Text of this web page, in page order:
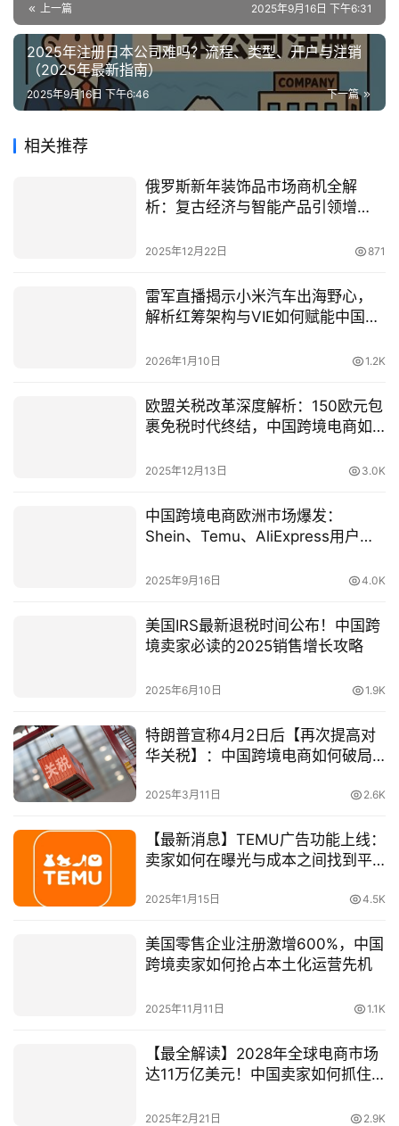
上一篇 2025年9月16日 下午6:31
2025年注册日本公司难吗？流程、类型、开户与注销
（2025年最新指南）
下一篇
2025年9月16日 下午6:46
相关推荐
俄罗斯新年装饰品市场商机全解
析：复古经济与智能产品引领增
2025年12月22日 871
雷军直播揭示小米汽车出海野心，
解析红筹架构与VIE如何赋能中国科
2026年1月10日 1.2K
欧盟关税改革深度解析：150欧元包
裹免税时代终结，中国跨境电商如
2025年12月13日 3.0K
中国跨境电商欧洲市场爆发：
Shein、Temu、AliExpress用户破
2025年9月16日 4.0K
美国IRS最新退税时间公布！中国跨
境卖家必读的2025销售增长攻略
2025年6月10日 1.9K
特朗普宣称4月2日后【再次提高对
华关税】：中国跨境电商如何破局
2025年3月11日 2.6K
【最新消息】TEMU广告功能上线：
卖家如何在曝光与成本之间找到平
2025年1月15日 4.5K
美国零售企业注册激增600%，中国
跨境卖家如何抢占本土化运营先机
2025年11月11日 1.1K
【最全解读】2028年全球电商市场
达11万亿美元！中国卖家如何抓住
键！
2025年2月21日 2.9K